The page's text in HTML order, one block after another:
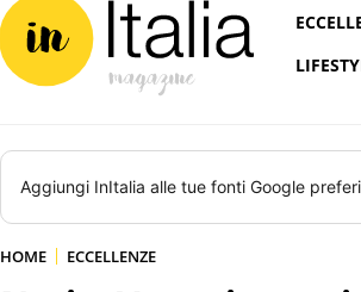
Aggiungi InItalia alle tue fonti Google
HOME ECCELLENZE